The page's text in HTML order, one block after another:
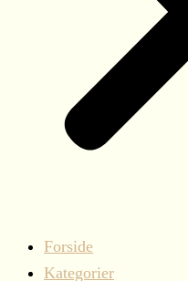
Forside
Kategorier